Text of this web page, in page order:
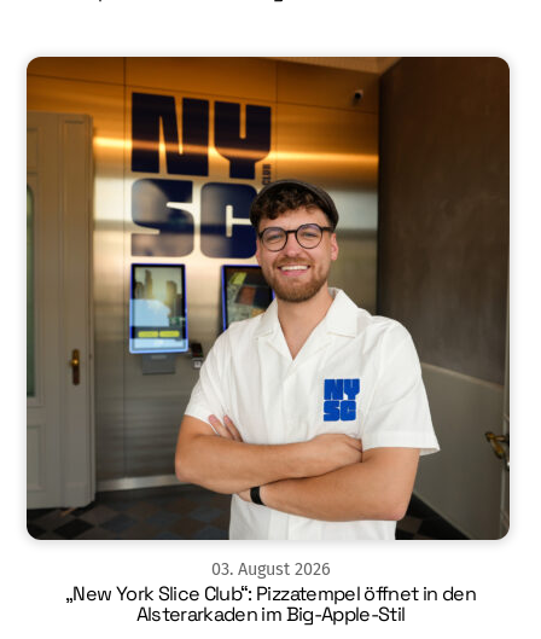
03. August 2026
„New York Slice Club“: Pizzatempel öffnet in den
Alsterarkaden im Big-Apple-Stil